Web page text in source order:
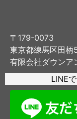
〒179-0073
東京都練馬区田
有限会社ダウンア
LINE